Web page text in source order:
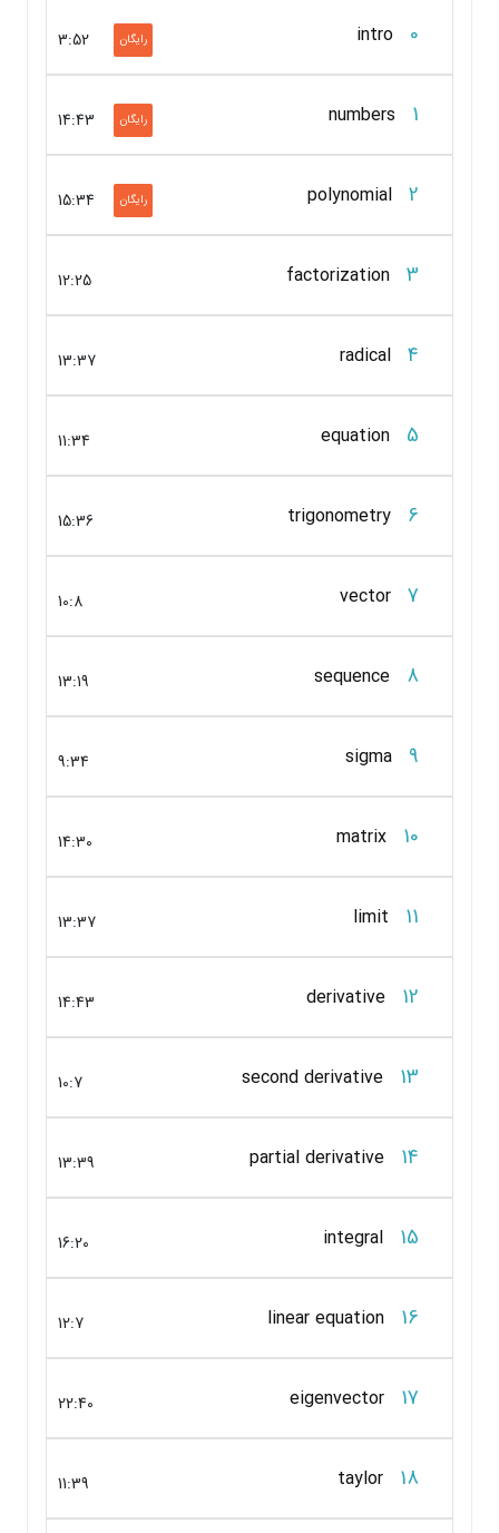
0
intro
3:52 رایگان
1
numbers
14:43 رایگان
2
polynomial
15:34 رایگان
3
factorization
12:25
4
radical
13:37
5
equation
11:34
6
trigonometry
15:36
7
vector
10:8
8
sequence
13:19
9
sigma
9:34
10
matrix
14:30
11
limit
13:37
12
derivative
14:43
13
second derivative
10:7
14
partial derivative
13:39
15
integral
16:20
16
linear equation
12:7
17
eigenvector
22:40
18
taylor
11:39